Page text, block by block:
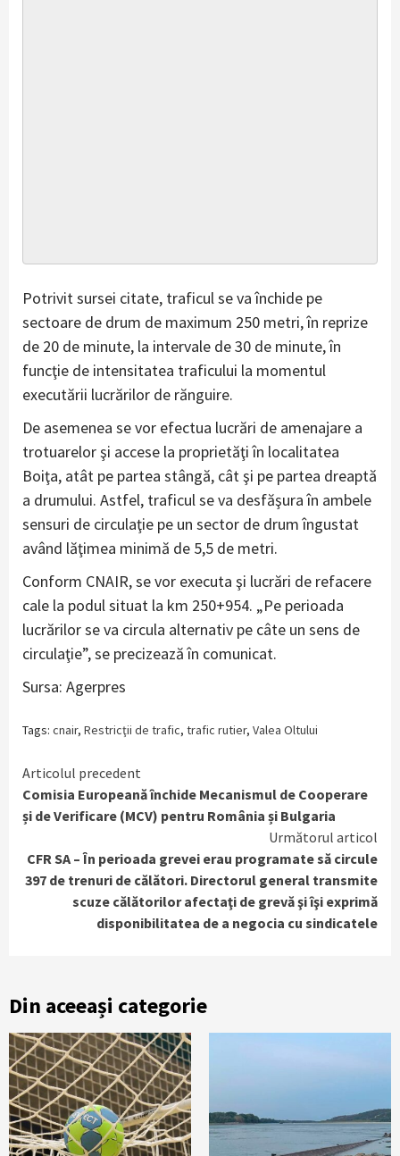
Potrivit sursei citate, traficul se va închide pe
sectoare de drum de maximum 250 metri, în reprize
de 20 de minute, la intervale de 30 de minute, în
funcţie de intensitatea traficului la momentul
executării lucrărilor de rănguire.
De asemenea se vor efectua lucrări de amenajare a
trotuarelor şi accese la proprietăţi în localitatea
Boiţa, atât pe partea stângă, cât şi pe partea dreaptă
a drumului. Astfel, traficul se va desfăşura în ambele
sensuri de circulaţie pe un sector de drum îngustat
având lăţimea minimă de 5,5 de metri.
Conform CNAIR, se vor executa şi lucrări de refacere
cale la podul situat la km 250+954. „Pe perioada
lucrărilor se va circula alternativ pe câte un sens de
circulaţie”, se precizează în comunicat.
Sursa: Agerpres
Tags: cnair, Restricţii de trafic, trafic rutier, Valea Oltului
Continue
Reading
Articolul precedent
Comisia Europeană închide Mecanismul de Cooperare
și de Verificare (MCV) pentru România și Bulgaria
Următorul articol
CFR SA – În perioada grevei erau programate să circule
397 de trenuri de călători. Directorul general transmite
scuze călătorilor afectaţi de grevă şi îşi exprimă
disponibilitatea de a negocia cu sindicatele
Din aceeași categorie